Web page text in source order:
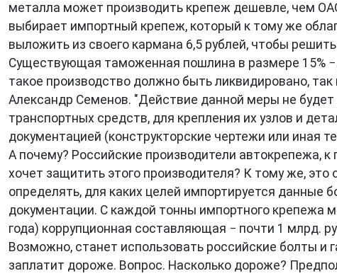
металла может производить крепеж дешевле, чем
выбирает импортный крепеж, который к тому же
выложить из своего кармана 6,5 рублей, чтобы
Существующая таможенная пошлина в размере 15%
такое производство должно быть ликвидировано,
Александр Семенов. "Действие данной меры не
транспортных средств, для крепления их узлов и
документацией (конструкторские чертежи или иная
А почему? Российские производители автокрепежа,
хочет защитить этого производителя? К тому же,
определять, для каких целей импортируется данные
документации. С каждой тонны импортного крепежа
года) коррупционная составляющая − почти 1 млрд.
Возможно, станет использовать российские болты и
заплатит дороже. Вопрос. Насколько дороже?